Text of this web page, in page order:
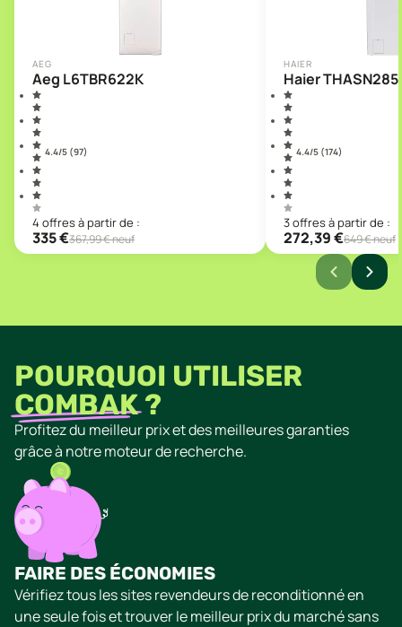
AEG
Aeg L6TBR622K
4.4/5 (97)
4 offresà partir de :
335€367,99€ neuf
HAIER
Haier
4.4/5 (174)
3offresà partir de :
272,39€649€ neuf
POURQUOI UTILISER
COMBAK?
Profitez du meilleur prix et des meilleures garanties
grâce à notre moteur de recherche.
FAIRE DES ÉCONOMIES
Vérifiez tous les sites revendeurs de reconditionné en
une seule fois et trouver le meilleur prix du marché sans